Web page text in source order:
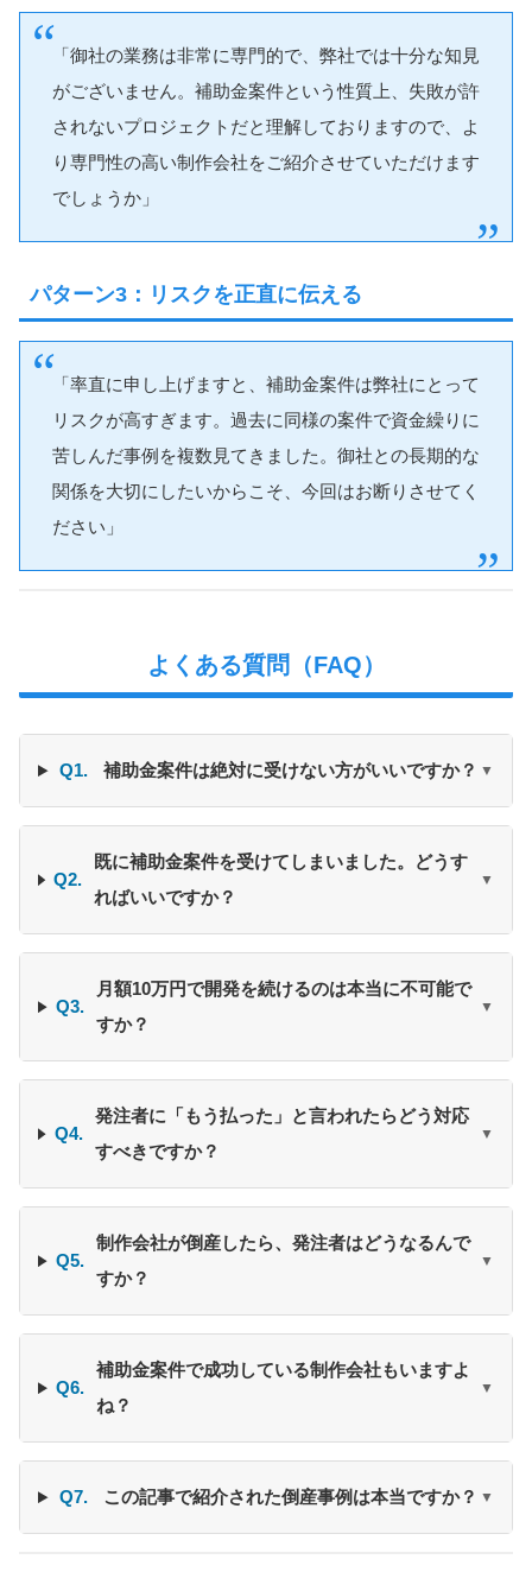
「御社の業務は非常に専門的で、弊社では十分な知見
がございません。補助金案件という性質上、失敗が許
されないプロジェクトだと理解しておりますので、よ
り専門性の高い制作会社をご紹介させていただけます
でしょうか」
パターン3：リスクを正直に伝える
「率直に申し上げますと、補助金案件は弊社にとって
リスクが高すぎます。過去に同様の案件で資金繰りに
苦しんだ事例を複数見てきました。御社との長期的な
関係を大切にしたいからこそ、今回はお断りさせてく
ださい」
よくある質問（FAQ）
Q1. 補助金案件は絶対に受けない方がいいですか？ ▼
Q2.
既に補助金案件を受けてしまいました。どうす
ればいいですか？
▼
Q3.
月額10万円で開発を続けるのは本当に不可能で
すか？
▼
Q4.
発注者に「もう払った」と言われたらどう対応
すべきですか？
▼
Q5.
制作会社が倒産したら、発注者はどうなるんで
すか？
▼
Q6.
補助金案件で成功している制作会社もいますよ
ね？
▼
Q7. この記事で紹介された倒産事例は本当ですか？ ▼